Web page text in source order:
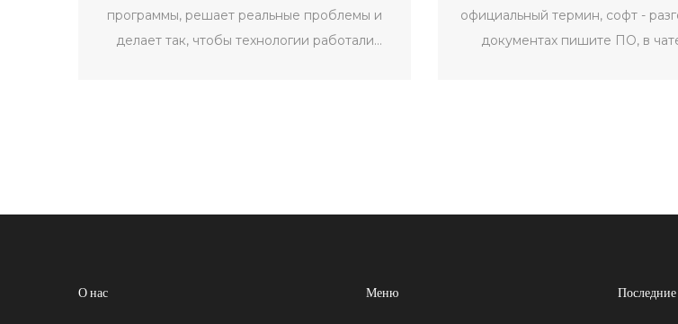
программы, решает реальные проблемы и
делает так, чтобы технологии работали
официальный термин, софт -
документах пишите ПО, в
О нас Меню Последние